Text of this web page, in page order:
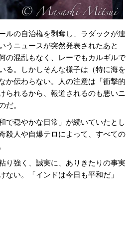
ルの自治権を剥奪し、ラダックが連
うニュースが突然発表されたあと
の混乱もなく、レーでもカルギルで
る。しかしそんな様子は（特に海を
か伝わらない。人の注意は「衝撃的
られるから、報道されるのも悪いニ
だ。
で穏やかな日常」が続いていたとし
殺人や自爆テロによって、すべての
り強く、誠実に、ありきたりの事実
ない。「インドは今日も平和だ」